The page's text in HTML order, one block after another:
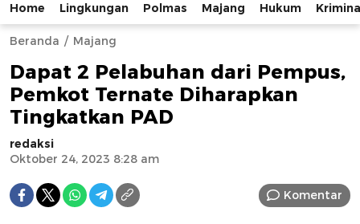
tivanusantara.com
Berita Nusantara
Home Lingkungan Polmas Majang Hukum
Beranda Majang
Dapat 2 Pelabuhan dari Pempus,
Pemkot Ternate Diharapkan
Tingkatkan PAD
redaksi
Oktober 24, 2023 8:28 am
Komentar